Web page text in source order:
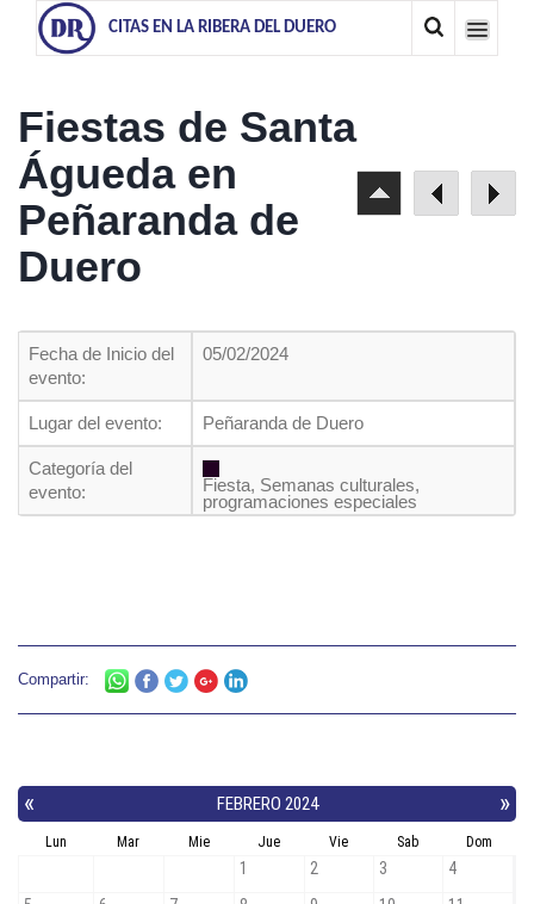
CITAS EN LA RIBERA DEL DUERO
Fiestas de Santa
Águeda en
Peñaranda de
Duero
Fecha de Inicio del
evento:
05/02/2024
Lugar del evento: Peñaranda de Duero
Categoría del
evento:
Fiesta, Semanas culturales,
programaciones especiales
Compartir: